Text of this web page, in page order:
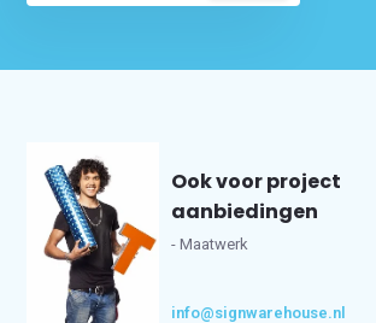
Ook voor project
aanbiedingen
- Maatwerk
info@signwarehouse.nl